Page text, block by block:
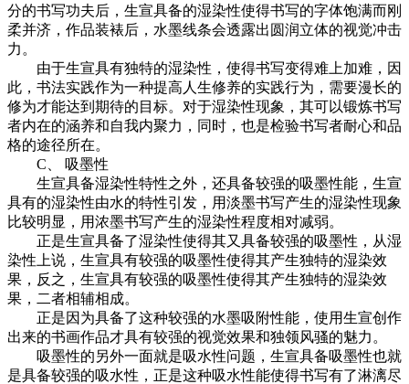
分的书写功夫后，生宣具备的湿染性使得书写的字体饱满而刚
柔并济，作品装裱后，水墨线条会透露出圆润立体的视觉冲击
力。
由于生宣具有独特的湿染性，使得书写变得难上加难，因
此，书法实践作为一种提高人生修养的实践行为，需要漫长的
修为才能达到期待的目标。对于湿染性现象，其可以锻炼书写
者内在的涵养和自我内聚力，同时，也是检验书写者耐心和品
格的途径所在。
C、 吸墨性
生宣具备湿染性特性之外，还具备较强的吸墨性能，生宣
具有的湿染性由水的特性引发，用淡墨书写产生的湿染性现象
比较明显，用浓墨书写产生的湿染性程度相对减弱。
正是生宣具备了湿染性使得其又具备较强的吸墨性，从湿
染性上说，生宣具有较强的吸墨性使得其产生独特的湿染效
果，反之，生宣具有较强的吸墨性使得其产生独特的湿染效
果，二者相辅相成。
正是因为具备了这种较强的水墨吸附性能，使用生宣创作
出来的书画作品才具有较强的视觉效果和独领风骚的魅力。
吸墨性的另外一面就是吸水性问题，生宣具备吸墨性也就
是具备较强的吸水性，正是这种吸水性能使得书写有了淋漓尽